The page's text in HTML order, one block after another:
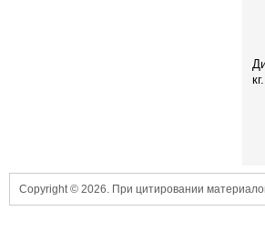
кг.
Copyright © 2026. При цитировании